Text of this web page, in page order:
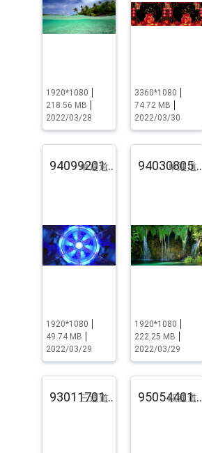
1920*1080
218.56 MB
2022/03/28
3360*1080
74.72 MB
2022/03/30
94099201.pst.zip
单通道
1920*1080
49.74 MB
2022/03/29
94030805.pst.zip
单通道
1920*1080
222.25 MB
2022/03/29
93011701.pst.zip
三通道 95054401.pst.zip
双通道